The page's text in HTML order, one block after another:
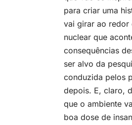
para criar uma
vai girar ao redor
nuclear que
consequências
ser alvo da
conduzida pelos
depois. E, claro,
que o ambiente
boa dose de